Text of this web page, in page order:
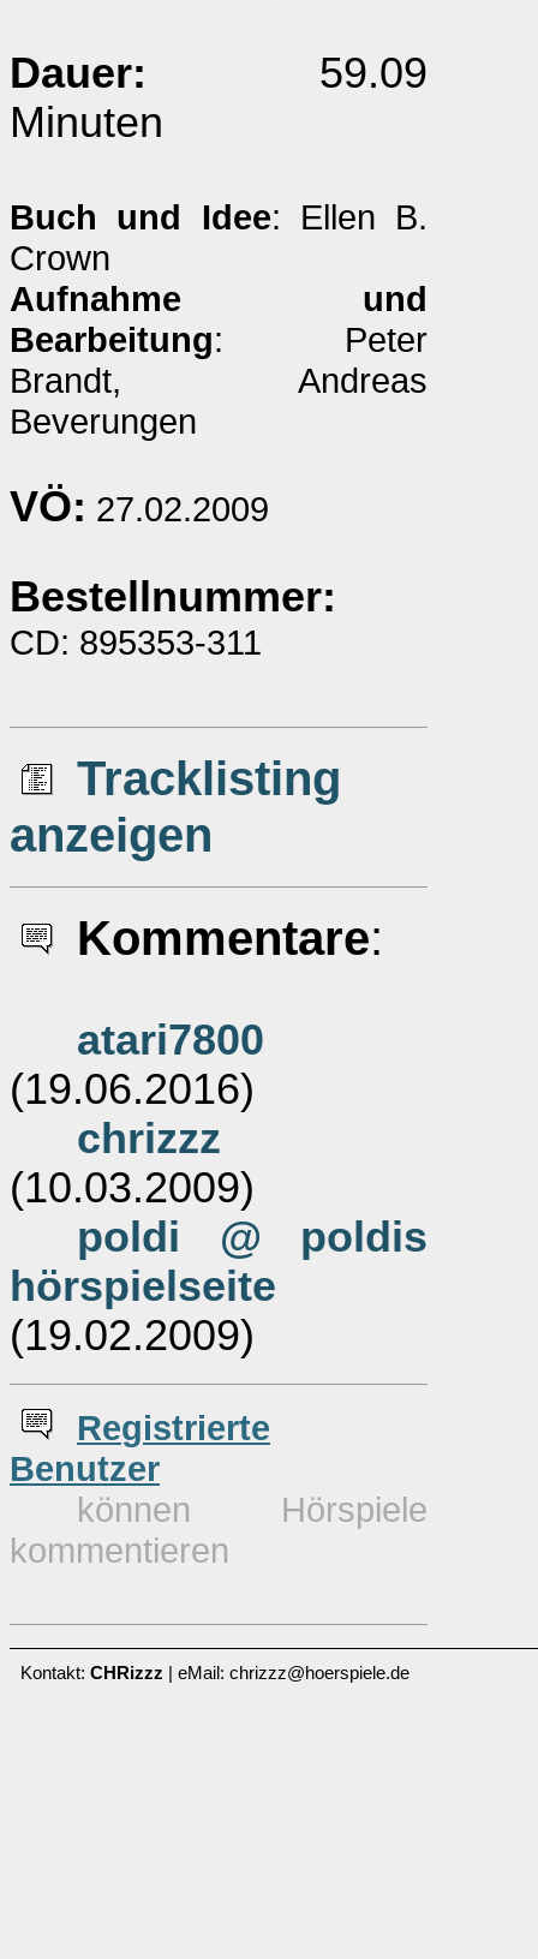
Dauer: 59.09
Minuten
Buch und Idee: Ellen B.
Crown
Aufnahme und
Bearbeitung: Peter
Brandt, Andreas
Beverungen
VÖ: 27.02.2009
Bestellnummer:
CD: 895353-311
Tracklisting
anzeigen
Kommentare:
atari7800
(19.06.2016)
chrizzz
(10.03.2009)
poldi @ poldis
hörspielseite
(19.02.2009)
Registrierte
Benutzer
können Hörspiele
kommentieren
Kontakt: CHRizzz | eMail: chrizzz@hoerspiele.de